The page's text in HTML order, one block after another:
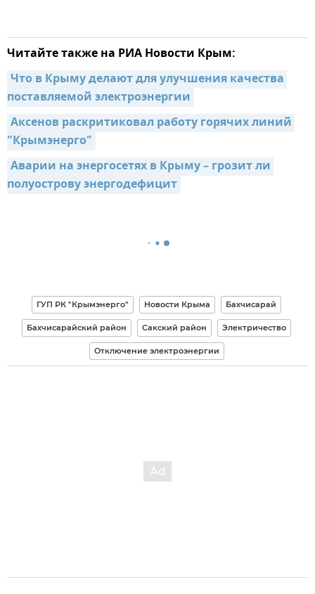
Читайте также на РИА Новости Крым:
Что в Крыму делают для улучшения качества
поставляемой электроэнергии
Аксенов раскритиковал работу горячих линий
"Крымэнерго"
Аварии на энергосетях в Крыму – грозит ли
полуострову энергодефицит
ГУП РК "Крымэнерго" Новости Крыма Бахчисарай
Бахчисарайский район Сакский район Электричество
Отключение электроэнергии